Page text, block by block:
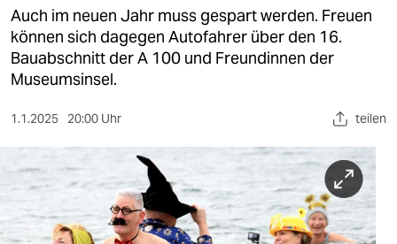
öko
gesellschaft
kultur
sport
berlin
nord
Auch im neuen Jahr muss gespart werden. Freuen
können sich dagegen Autofahrer über den 16.
Bauabschnitt der A 100 und Freundinnen der
Museumsinsel.
1.1.2025 20:00 Uhr teilen